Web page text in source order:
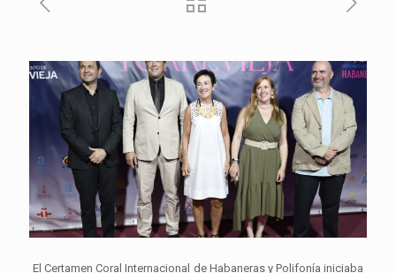
El Certamen Coral Internacional de Habaneras y Polifonía iniciaba